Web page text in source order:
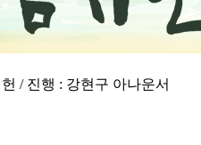
/ 진행 : 강현구 아나운서